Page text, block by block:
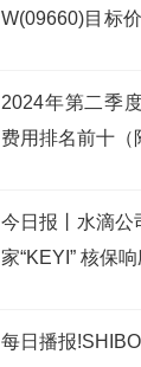
W(09660)目标
2024年第二季
费用排名前十（
今日报丨水滴公
家“KEYI” 核保
每日播报